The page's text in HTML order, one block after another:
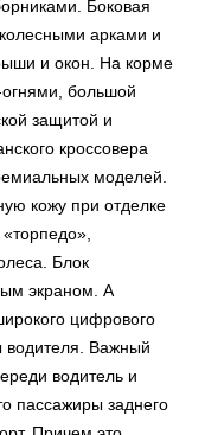
Боковая
арками и
и окон. На корме
огнями, большой
защитой и
кроссовера
моделей.
кожу при отделке
Блок
экраном. А
цифрового
водителя. Важный
водитель и
пассажиры заднего